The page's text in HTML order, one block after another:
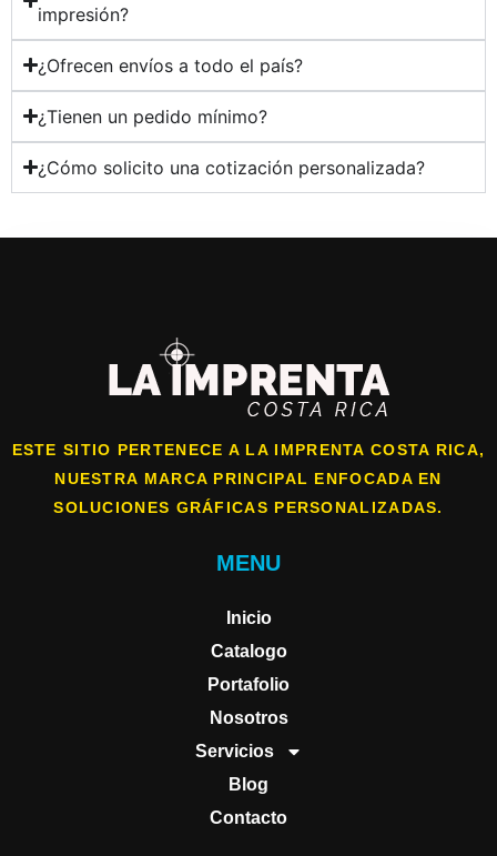
impresión?
¿Ofrecen envíos a todo el país?
¿Tienen un pedido mínimo?
¿Cómo solicito una cotización personalizada?
ESTE SITIO PERTENECE A LA IMPRENTA COSTA RICA,
NUESTRA MARCA PRINCIPAL ENFOCADA EN
SOLUCIONES GRÁFICAS PERSONALIZADAS.
MENU
Inicio
Catalogo
Portafolio
Nosotros
Servicios
Blog
Contacto